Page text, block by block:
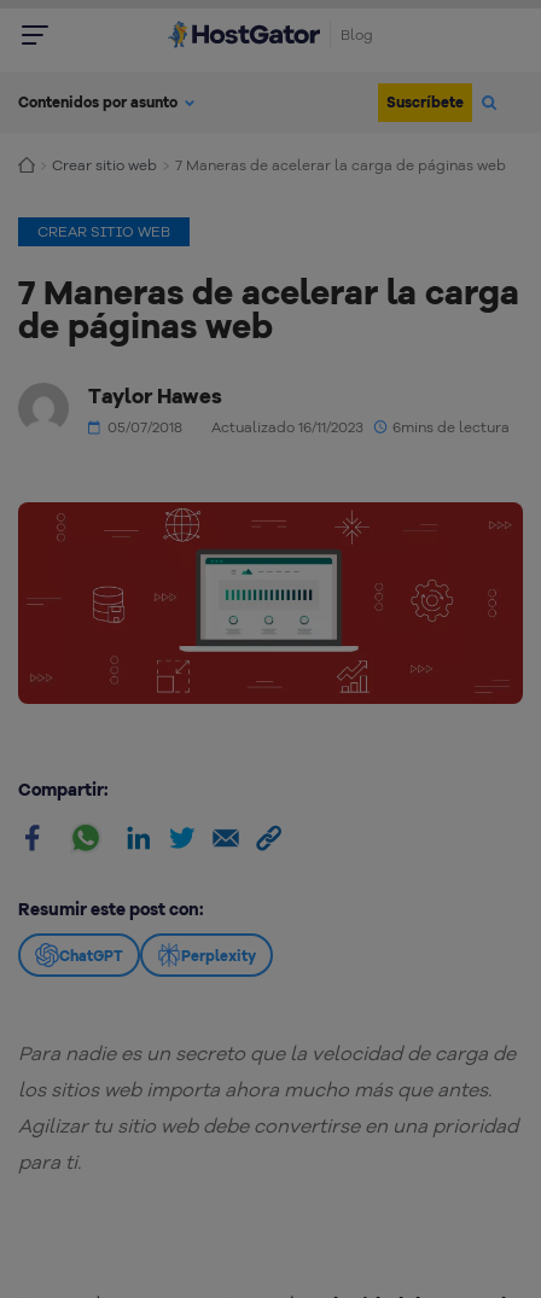
Blog
Contenidos por asunto Suscríbete
Crear sitio web 7 Maneras de acelerar la carga de páginas web
CREAR SITIO WEB
7 Maneras de acelerar la carga
de páginas web
Taylor Hawes
05/07/2018 Actualizado 16/11/2023 6mins de lectura
Compartir:
Resumir este post con:
ChatGPT Perplexity
Para nadie es un secreto que la velocidad de carga de
los sitios web importa ahora mucho más que antes.
Agilizar tu sitio web debe convertirse en una prioridad
para ti.